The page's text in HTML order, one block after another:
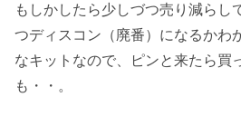
もしかしたら少しづつ売り減らし
つディスコン（廃番）になるかわ
なキットなので、ピンと来たら買
も・・。